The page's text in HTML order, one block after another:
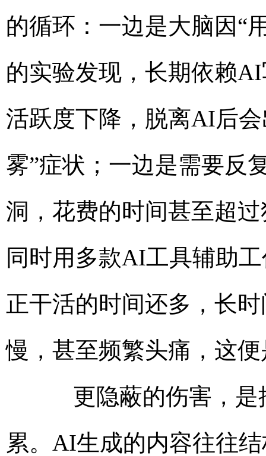
的循环：一边是大脑因“
的实验发现，长期依赖
活跃度下降，脱离AI后
雾”症状；一边是需要反
洞，花费的时间甚至超
同时用多款AI工具辅助
正干活的时间还多，长
慢，甚至频繁头痛，这
更隐蔽的伤害，是
累。AI生成的内容往往